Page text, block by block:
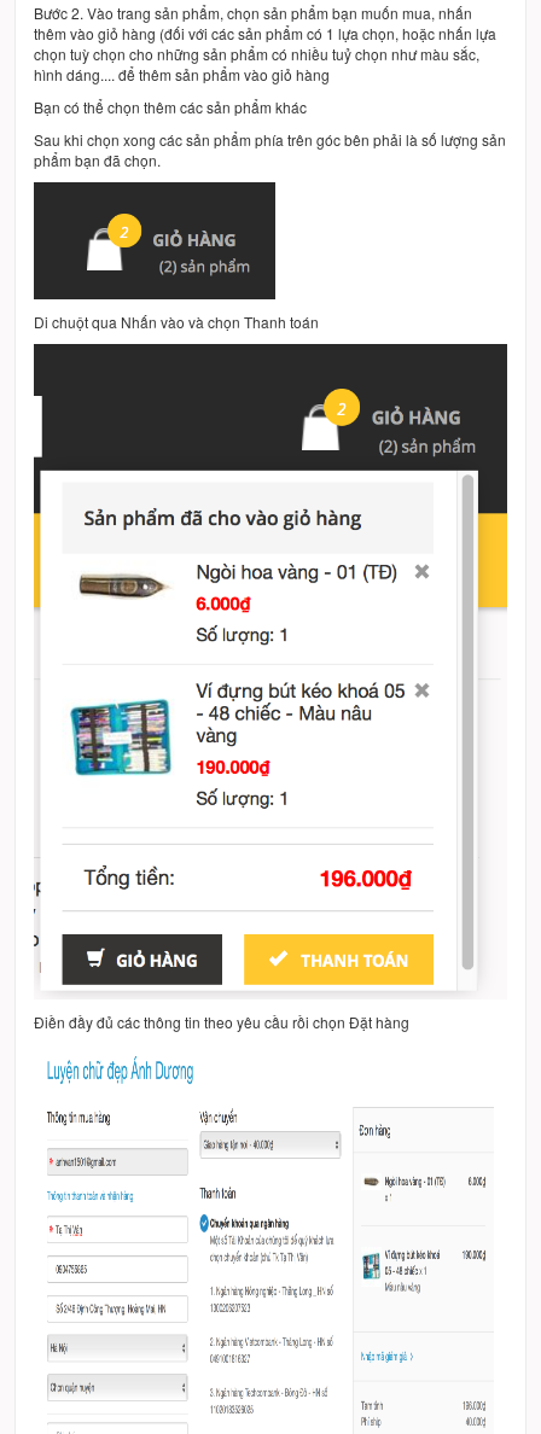
Bước 2. Vào trang sản phẩm, chọn sản phẩm bạn muốn mua, nhấn
thêm vào giỏ hàng (đối với các sản phẩm có 1 lựa chọn, hoặc nhấn lựa
chọn tuỳ chọn cho những sản phẩm có nhiều tuỷ chọn như màu sắc,
hình dáng.... để thêm sản phẩm vào giỏ hàng
Bạn có thể chọn thêm các sản phẩm khác
Sau khi chọn xong các sản phẩm phía trên góc bên phải là số lượng sản
phẩm bạn đã chọn.
Di chuột qua Nhấn vào và chọn Thanh toán
Điền đầy đủ các thông tin theo yêu cầu rồi chọn Đặt hàng